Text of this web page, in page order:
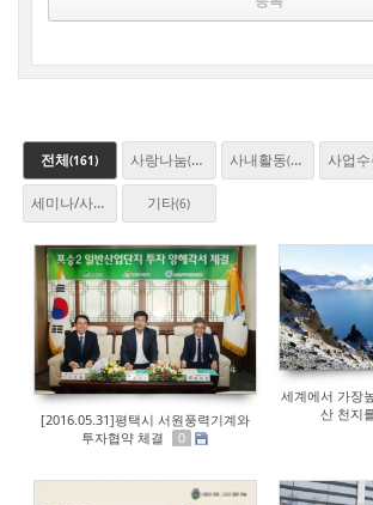
전체(161) 사랑나눔(23) 사내활동(30) 사업
세미나/사업설명회 (27)
기타(6)
[2016.05.31]평택시 서원풍력기계와
투자협약 체결
0
세계에서 가장
산 천지